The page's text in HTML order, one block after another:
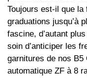
Toujours est-il que la
graduations jusqu’à
fascine, d’autant
soin d’anticiper les
garnitures de nos B5
automatique ZF à 8